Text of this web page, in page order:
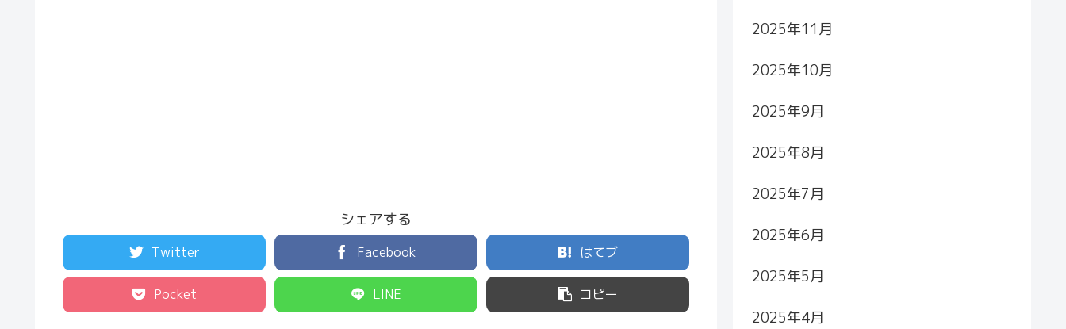
シェアする
Twitter Facebook はてブ
Pocket LINE コピー
2025年11月
2025年10月
2025年9月
2025年8月
2025年7月
2025年6月
2025年5月
2025年4月